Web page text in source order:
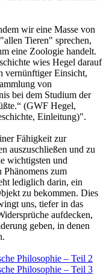
wir eine Masse von
Tieren" sprechen,
eine Zoologie handelt.
wies Hegel darauf
vernünftiger Einsicht,
von
bei dem Studium der
(GWF Hegel,
Einleitung)".
Fähigkeit zur
auszuschließen und zu
wichtigsten und
Phänomens zum
lediglich darin, ein
zu bekommen. Dies
uns, tiefer in das
aufdecken,
geben, in denen
Philosophie – Teil 2
Philosophie – Teil 3